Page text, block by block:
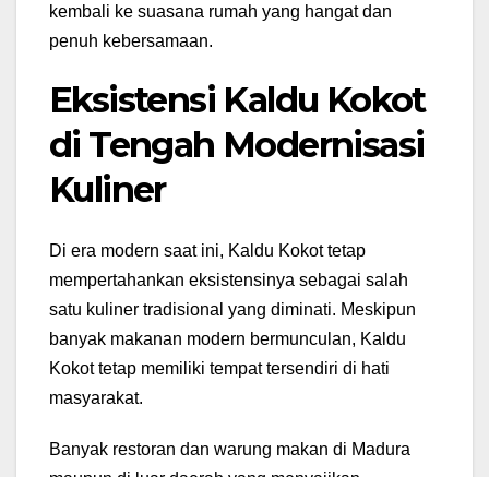
kembali ke suasana rumah yang hangat dan
penuh kebersamaan.
Eksistensi Kaldu Kokot
di Tengah Modernisasi
Kuliner
Di era modern saat ini, Kaldu Kokot tetap
mempertahankan eksistensinya sebagai salah
satu kuliner tradisional yang diminati. Meskipun
banyak makanan modern bermunculan, Kaldu
Kokot tetap memiliki tempat tersendiri di hati
masyarakat.
Banyak restoran dan warung makan di Madura